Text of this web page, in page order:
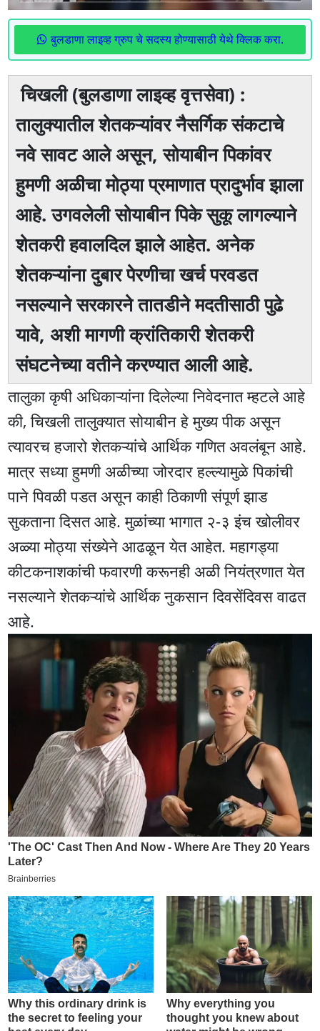
बुलडाणा लाइव्ह ग्रुप चे सदस्य होण्यासाठी येथे क्लिक करा.
चिखली (बुलडाणा लाइव्ह वृत्तसेवा) :
तालुक्यातील शेतकऱ्यांवर नैसर्गिक संकटाचे
नवे सावट आले असून, सोयाबीन पिकांवर
हुमणी अळीचा मोठ्या प्रमाणात प्रादुर्भाव झाला
आहे. उगवलेली सोयाबीन पिके सुकू लागल्याने
शेतकरी हवालदिल झाले आहेत. अनेक
शेतकऱ्यांना दुबार पेरणीचा खर्च परवडत
नसल्याने सरकारने तातडीने मदतीसाठी पुढे
यावे, अशी मागणी क्रांतिकारी शेतकरी
संघटनेच्या वतीने करण्यात आली आहे.
तालुका कृषी अधिकाऱ्यांना दिलेल्या निवेदनात म्हटले आहे
की, चिखली तालुक्यात सोयाबीन हे मुख्य पीक असून
त्यावरच हजारो शेतकऱ्यांचे आर्थिक गणित अवलंबून आहे.
मात्र सध्या हुमणी अळीच्या जोरदार हल्ल्यामुळे पिकांची
पाने पिवळी पडत असून काही ठिकाणी संपूर्ण झाड
सुकताना दिसत आहे. मुळांच्या भागात २-३ इंच खोलीवर
अळ्या मोठ्या संख्येने आढळून येत आहेत. महागड्या
कीटकनाशकांची फवारणी करूनही अळी नियंत्रणात येत
नसल्याने शेतकऱ्यांचे आर्थिक नुकसान दिवसेंदिवस वाढत
आहे.